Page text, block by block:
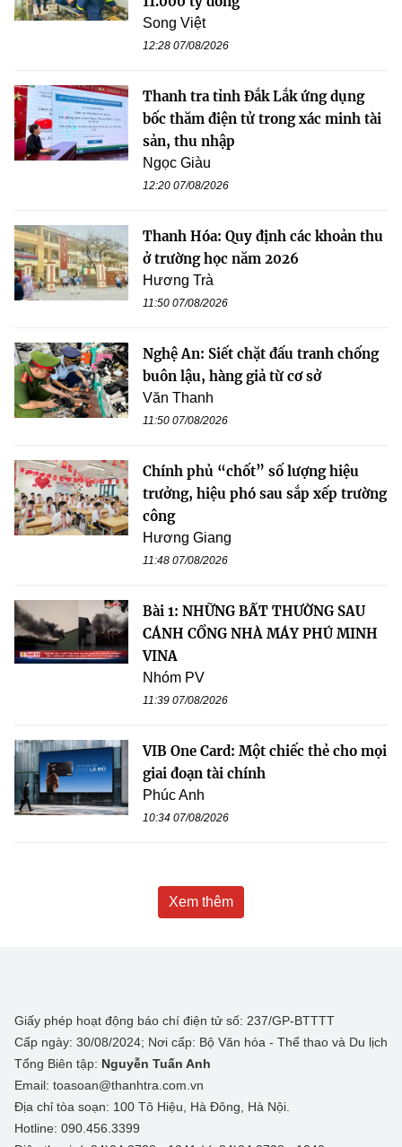
Song Việt
12:28 07/08/2026
Thanh tra tỉnh Đắk Lắk ứng dụng
bốc thăm điện tử trong xác minh tài
sản, thu nhập
Ngọc Giàu
12:20 07/08/2026
Thanh Hóa: Quy định các khoản thu
ở trường học năm 2026
Hương Trà
11:50 07/08/2026
Nghệ An: Siết chặt đấu tranh chống
buôn lậu, hàng giả từ cơ sở
Văn Thanh
11:50 07/08/2026
Chính phủ “chốt” số lượng hiệu
trưởng, hiệu phó sau sắp xếp trường
công
Hương Giang
11:48 07/08/2026
Bài 1: NHỮNG BẤT THƯỜNG SAU
CÁNH CỔNG NHÀ MÁY PHÚ MINH
VINA
Nhóm PV
11:39 07/08/2026
VIB One Card: Một chiếc thẻ cho mọi
giai đoạn tài chính
Phúc Anh
10:34 07/08/2026
Xem thêm
Giấy phép hoạt động báo chí điện tử số: 237/GP-BTTTT
Cấp ngày: 30/08/2024; Nơi cấp: Bộ Văn hóa - Thể thao và Du lịch
Tổng Biên tập: Nguyễn Tuấn Anh
Email: toasoan@thanhtra.com.vn
Địa chỉ tòa soạn: 100 Tô Hiệu, Hà Đông, Hà Nội.
Hotline: 090.456.3399